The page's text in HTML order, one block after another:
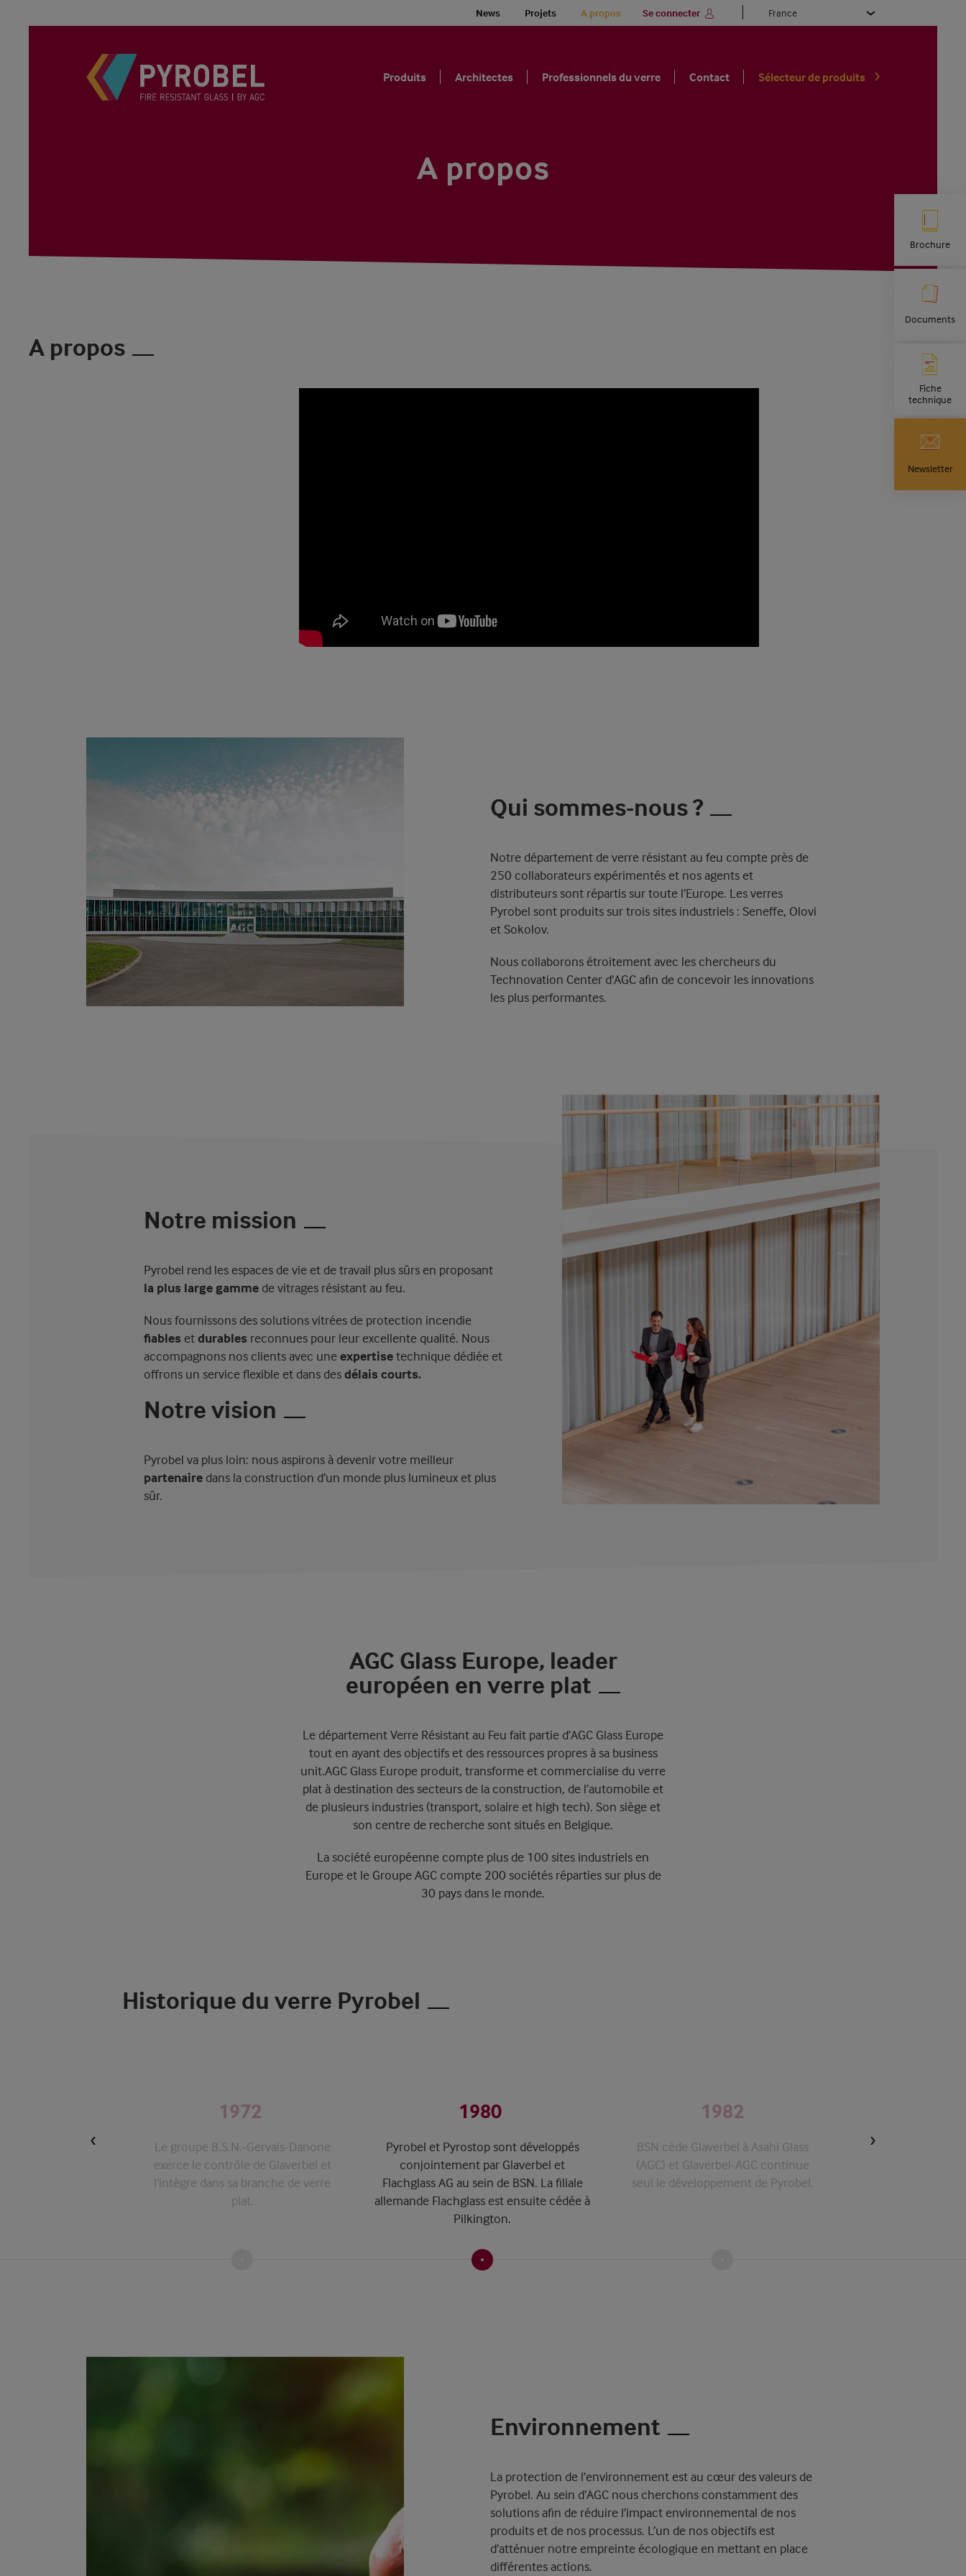
News Projets A propos Se connecter
Select
your
Produits Architectes Professionnels du verre Contact Sélecteur de produits
Brochure
Documents
Fiche
technique
Newsletter
A propos
A propos
Qui sommes-nous ?
Notre département de verre résistant au feu compte près de
250 collaborateurs expérimentés et nos agents et
distributeurs sont répartis sur toute l’Europe. Les verres
Pyrobel sont produits sur trois sites industriels : Seneffe, Olovi
et Sokolov.
Nous collaborons étroitement avec les chercheurs du
Technovation Center d’AGC afin de concevoir les innovations
les plus performantes.
Notre mission
Pyrobel rend les espaces de vie et de travail plus sûrs en proposant
la plus large gamme de vitrages résistant au feu.
Nous fournissons des solutions vitrées de protection incendie
fiables etdurables reconnues pour leur excellente qualité. Nous
accompagnons nos clients avec uneexpertisetechnique dédiée et
offrons un service flexible et dans desdélais courts.
Notre vision
Pyrobel va plus loin: nous aspirons à devenir votre meilleur
partenaire dans la construction d’un monde plus lumineux et plus
sûr.
AGC Glass Europe, leader
européen en verre plat
Le département Verre Résistant au Feu fait partie d’AGC Glass Europe
tout en ayant des objectifs et des ressources propres à sa business
unit.AGC Glass Europe produit, transforme et commercialise du verre
plat à destination des secteurs de la construction, de l’automobile et
de plusieurs industries (transport, solaire et high tech). Son siège et
son centre de recherche sont situés en Belgique.
La société européenne compte plus de 100 sites industriels en
Europe et le Groupe AGC compte 200 sociétés réparties sur plus de
30 pays dans le monde.
Historique du verre Pyrobel
1972
Le groupe B.S.N.-Gervais-Danone
exerce le contrôle de Glaverbel et
l’intègre dans sa branche de verre
plat.
1980
Pyrobel et Pyrostop sont développés
conjointement par Glaverbel et
Flachglass AG au sein de BSN. La filiale
allemande Flachglass est ensuite cédée à
Pilkington.
1982
BSN cède Glaverbel à Asahi Glass
(AGC) et Glaverbel-AGC continue
seul le développement de Pyrobel.
Glaverbel produit
Environnement
La protection de l’environnement est au cœur des valeurs de
Pyrobel. Au sein d’AGC nous cherchons constamment des
solutions afin de réduire l’impact environnemental de nos
produits et de nos processus. L’un de nos objectifs est
d’atténuer notre empreinte écologique en mettant en place
différentes actions.